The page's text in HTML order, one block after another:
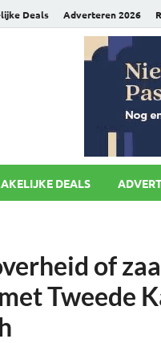
Deals Adverteren 2026
DEALS
of
Tweede